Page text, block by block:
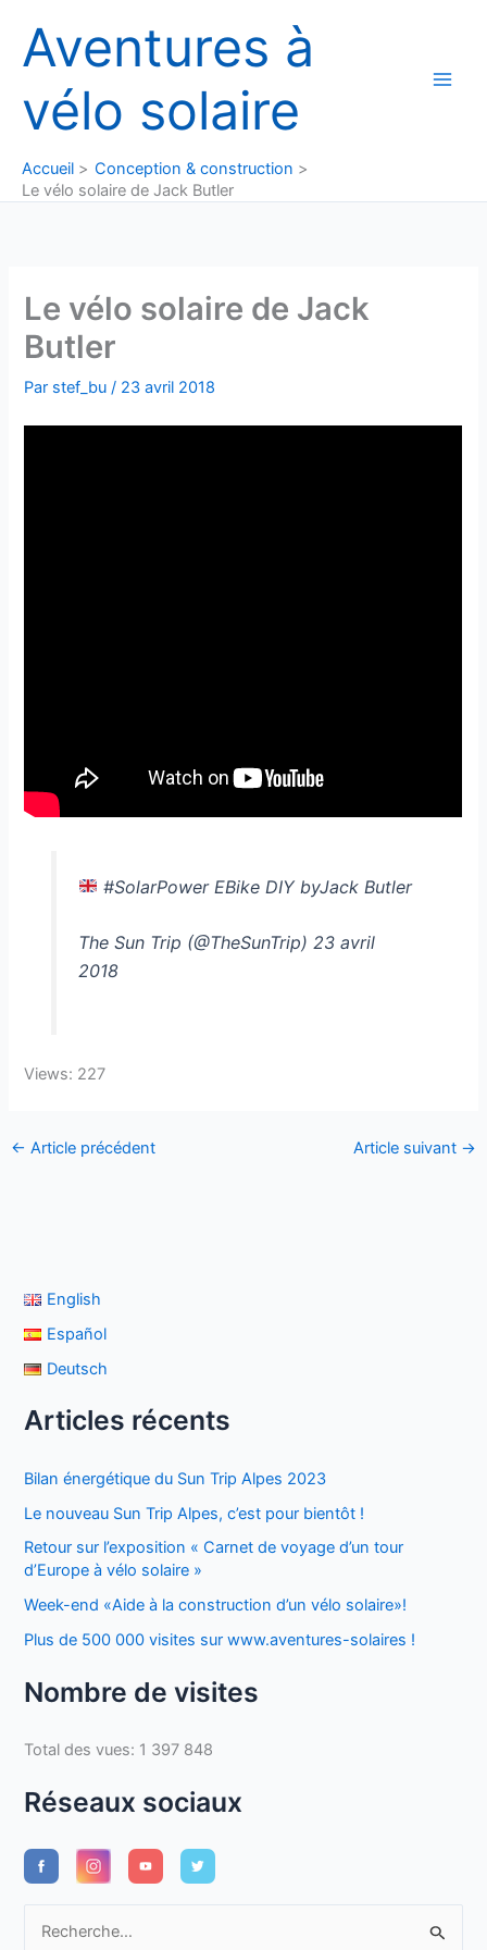
contenu
Aventures à
vélo solaire
Accueil
Conception & construction
Le vélo solaire de Jack Butler
Le vélo solaire de Jack
Butler
Par stef_bu/ 23 avril 2018
#SolarPower EBike DIY byJack Butler
The Sun Trip (@TheSunTrip) 23 avril
2018
Views: 227
← Article précédent Article suivant →
English
Español
Deutsch
Articles récents
Bilan énergétique du Sun Trip Alpes 2023
Le nouveau Sun Trip Alpes, c’est pour bientôt !
Retour sur l’exposition « Carnet de voyage d’un tour
d’Europe à vélo solaire »
Week-end «Aide à la construction d’un vélo solaire»!
Plus de 500 000 visites sur www.aventures-solaires !
Nombre de visites
Total des vues: 1 397 848
Réseaux sociaux